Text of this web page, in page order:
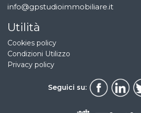
info@gpstudioimmobiliare.it
Utilità
Cookies policy
Condizioni Utilizzo
Privacy policy
Seguici su: